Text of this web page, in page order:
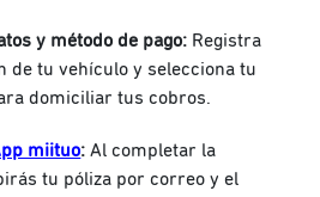
y método de pago: Registra
de tu vehículo y selecciona tu
domiciliar tus cobros.
miituo: Al completar la
tu póliza por correo y el